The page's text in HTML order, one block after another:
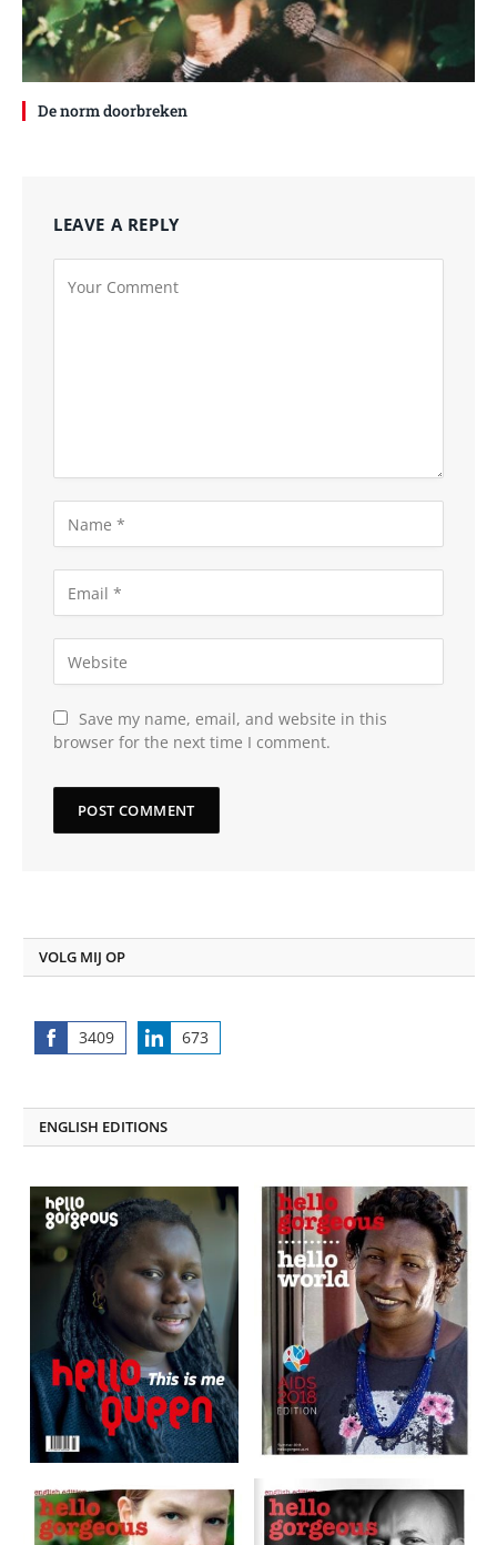
De norm doorbreken
LEAVE A REPLY
Save my name, email, and website in this
browser for the next time I comment.
VOLG MIJ OP
3409
Share
673
Share
ENGLISH EDITIONS